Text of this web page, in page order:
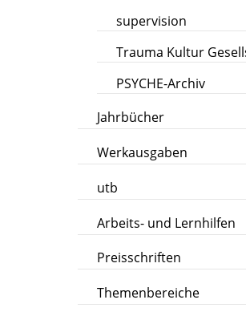
supervision
Trauma Kultur
PSYCHE-Archiv
Jahrbücher
Werkausgaben
utb
Arbeits- und Lernhilfen
Preisschriften
Themenbereiche